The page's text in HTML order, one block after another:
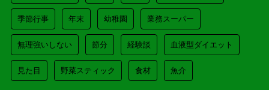
季節行事 年末 幼稚園 業務スーパー
無理強いしない 節分 経験談 血液型ダイエット
見た目 野菜スティック 食材 魚介